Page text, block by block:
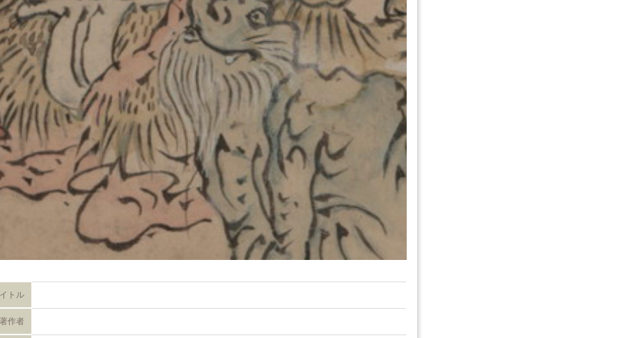
トル
著作者